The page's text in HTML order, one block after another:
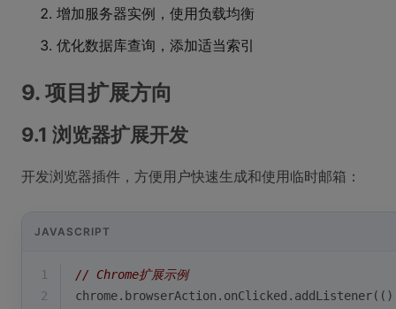
增加服务器实例，使用负载均衡
优化数据库查询，添加适当索引
9. 项目扩展方向
9.1 浏览器扩展开发
开发浏览器插件，方便用户快速生成和使用临时邮箱：
JAVASCRIPT
1
// Chrome扩展示例
2
chrome.browserAction.onClicked.addListener( ()